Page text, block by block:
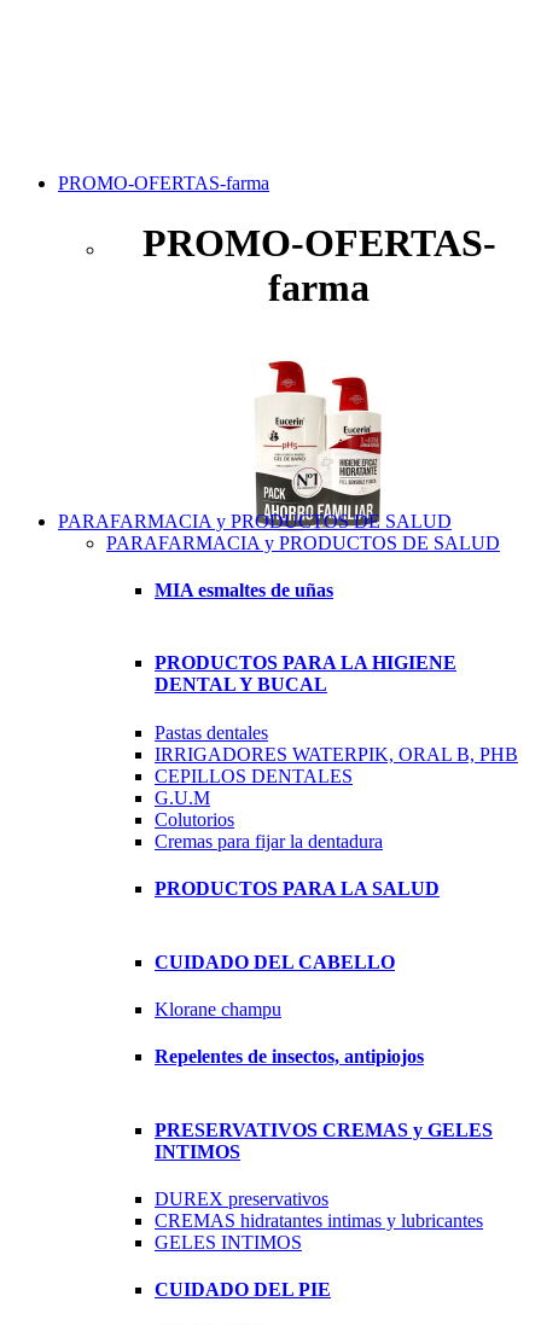
PROMO-OFERTAS-farma
PROMO-OFERTAS-
farma
PARAFARMACIA y PRODUCTOS DE SALUD
PARAFARMACIA y PRODUCTOS DE SALUD
MIA esmaltes de uñas
PRODUCTOS PARA LA HIGIENE
DENTAL Y BUCAL
Pastas dentales
IRRIGADORES WATERPIK, ORAL B, PHB
CEPILLOS DENTALES
G.U.M
Colutorios
Cremas para fijar la dentadura
PRODUCTOS PARA LA SALUD
CUIDADO DEL CABELLO
Klorane champu
Repelentes de insectos, antipiojos
PRESERVATIVOS CREMAS y GELES
INTIMOS
DUREX preservativos
CREMAS hidratantes intimas y lubricantes
GELES INTIMOS
CUIDADO DEL PIE